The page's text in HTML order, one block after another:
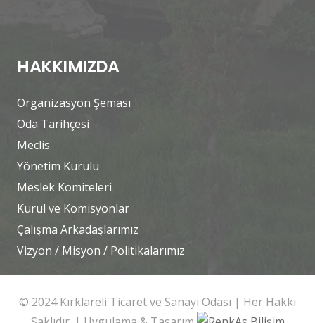
HAKKIMIZDA
Organizasyon Şeması
Oda Tarihçesi
Meclis
Yönetim Kurulu
Meslek Komiteleri
Kurul ve Komisyonlar
Çalışma Arkadaşlarımız
Vizyon / Misyon / Politikalarımız
© 2024 Kırklareli Ticaret ve Sanayi Odası | Her Hakkı